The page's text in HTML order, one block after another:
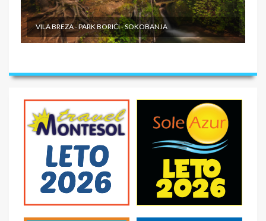
VILA BREZA - PARK BORIĆI - SOKOBANJA